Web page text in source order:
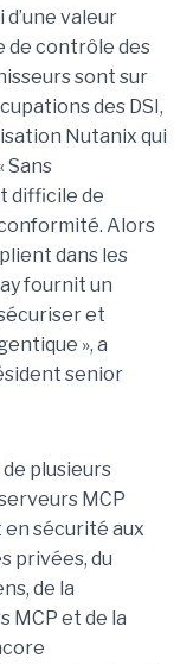
valeur
de contrôle des
sont sur
des DSI,
Nutanix qui
Sans
difficile de
Alors
dans les
fournit un
et
», a
senior
plusieurs
MCP
sécurité aux
privées, du
de la
MCP et de la